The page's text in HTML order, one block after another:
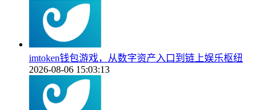
imtoken钱包游戏，从数字资产入口到链上娱乐枢纽
2026-08-06 15:03:13